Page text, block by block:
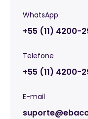
WhatsApp
+55 (11) 4200-
Telefone
+55 (11) 4200-
E-mail